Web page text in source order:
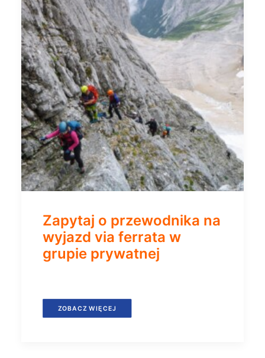
Zapytaj o przewodnika na
wyjazd via ferrata w
grupie prywatnej
ZOBACZ WIĘCEJ